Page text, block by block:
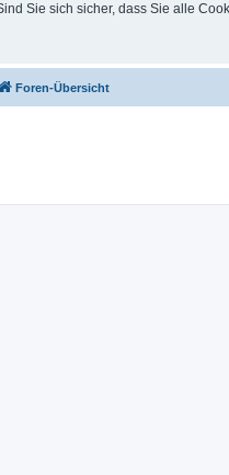
Sie sich sicher, dass Sie alle
Foren-Übersicht